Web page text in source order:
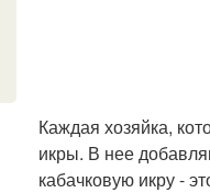
Каждая хозяйка,
икры. В нее
кабачковую икру -